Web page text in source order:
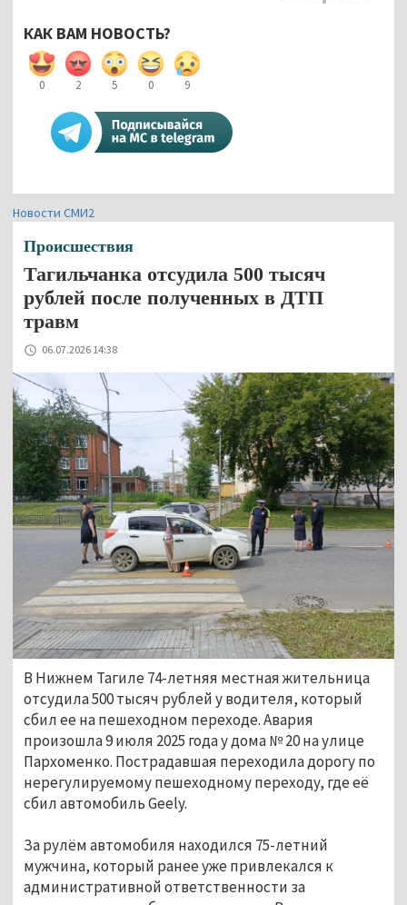
КАК ВАМ НОВОСТЬ?
0 2 5 0 9
Новости СМИ2
Происшествия
Тагильчанка отсудила 500 тысяч
рублей после полученных в ДТП
травм
06.07.2026 14:38
В Нижнем Тагиле 74-летняя местная жительница
отсудила 500 тысяч рублей у водителя, который
сбил ее на пешеходном переходе. Авария
произошла 9 июля 2025 года у дома № 20 на улице
Пархоменко. Пострадавшая переходила дорогу по
нерегулируемому пешеходному переходу, где её
сбил автомобиль Geely.
За рулём автомобиля находился 75-летний
мужчина, который ранее уже привлекался к
административной ответственности за